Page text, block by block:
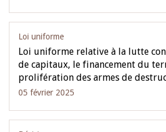
Loi uniforme
Loi uniforme relative à la lutte
de capitaux, le financement du
prolifération des armes de
05 février 2025